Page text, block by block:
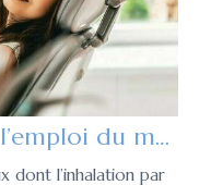
Sédation consciente : l’emploi du meopa au cabinet dentaire
dont l’inhalation par